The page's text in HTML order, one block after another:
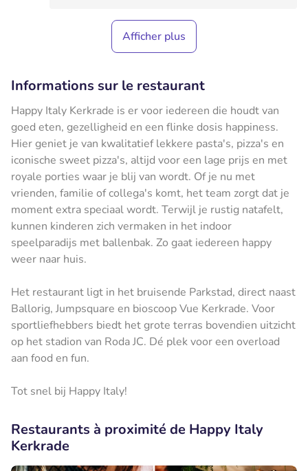
Afficher plus
Informations sur le restaurant
Happy Italy Kerkrade is er voor iedereen die houdt van
goed eten, gezelligheid en een flinke dosis happiness.
Hier geniet je van kwalitatief lekkere pasta's, pizza's en
iconische sweet pizza's, altijd voor een lage prijs en met
royale porties waar je blij van wordt. Of je nu met
vrienden, familie of collega's komt, het team zorgt dat je
moment extra speciaal wordt. Terwijl je rustig natafelt,
kunnen kinderen zich vermaken in het indoor
speelparadijs met ballenbak. Zo gaat iedereen happy
weer naar huis.
Het restaurant ligt in het bruisende Parkstad, direct naast
Ballorig, Jumpsquare en bioscoop Vue Kerkrade. Voor
sportliefhebbers biedt het grote terras bovendien uitzicht
op het stadion van Roda JC. Dé plek voor een overload
aan food en fun.
Tot snel bij Happy Italy!
Restaurants à proximité de Happy Italy
Kerkrade